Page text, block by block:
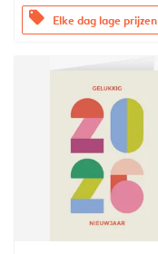
offers Elke dag lage prijzen